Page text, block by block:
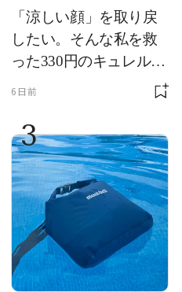
「涼しい顔」を取り戻
したい。そんな私を救
った330円のキュレル名
6日前
3